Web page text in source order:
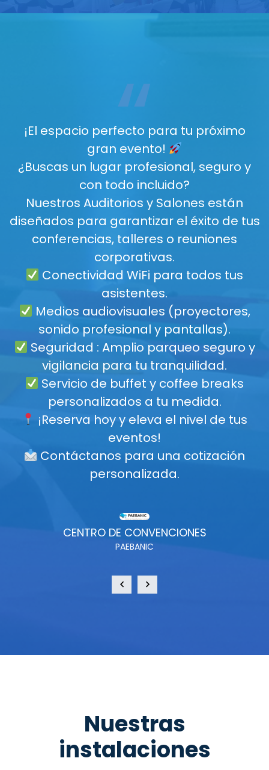
“
¡El espacio perfecto para tu próximo
gran evento!
¿Buscas un lugar profesional, seguro y
con todo incluido?
Nuestros Auditorios y Salones están
diseñados para garantizar el éxito de tus
conferencias, talleres o reuniones
corporativas.
Conectividad WiFi para todos tus
asistentes.
Medios audiovisuales (proyectores,
sonido profesional y pantallas).
Seguridad : Amplio parqueo seguro y
vigilancia para tu tranquilidad.
Servicio de buffet y coffee breaks
personalizados a tu medida.
¡Reserva hoy y eleva el nivel de tus
eventos!
Contáctanos para una cotización
personalizada.
CENTRO DE CONVENCIONES
PAEBANIC
Nuestras
instalaciones